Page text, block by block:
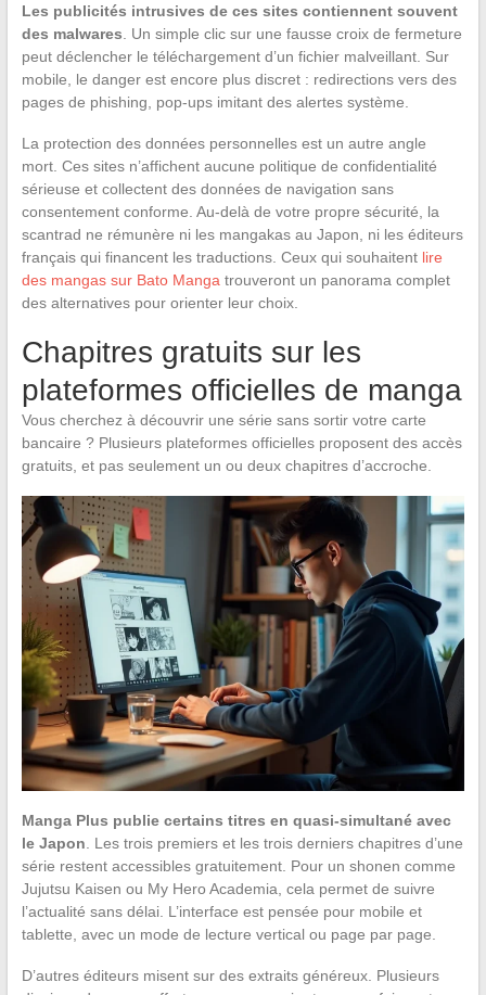
Les publicités intrusives de ces sites contiennent souvent
des malwares . Un simple clic sur une fausse croix de fermeture
peut déclencher le téléchargement d’un fichier malveillant. Sur
mobile, le danger est encore plus discret : redirections vers des
pages de phishing, pop-ups imitant des alertes système.
La protection des données personnelles est un autre angle
mort. Ces sites n’affichent aucune politique de confidentialité
sérieuse et collectent des données de navigation sans
consentement conforme. Au-delà de votre propre sécurité, la
scantrad ne rémunère ni les mangakas au Japon, ni les éditeurs
français qui financent les traductions. Ceux qui souhaitent lire
des mangas sur Bato Manga trouveront un panorama complet
des alternatives pour orienter leur choix.
Chapitres gratuits sur les
plateformes officielles de manga
Vous cherchez à découvrir une série sans sortir votre carte
bancaire ? Plusieurs plateformes officielles proposent des accès
gratuits, et pas seulement un ou deux chapitres d’accroche.
Manga Plus publie certains titres en quasi-simultané avec
le Japon. Les trois premiers et les trois derniers chapitres d’une
série restent accessibles gratuitement. Pour un shonen comme
Jujutsu Kaisen ou My Hero Academia, cela permet de suivre
l’actualité sans délai. L’interface est pensée pour mobile et
tablette, avec un mode de lecture vertical ou page par page.
D’autres éditeurs misent sur des extraits généreux. Plusieurs